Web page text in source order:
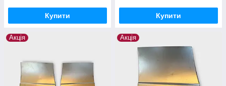
Купити Купити
Акція Акція